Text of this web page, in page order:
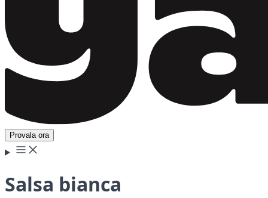
Provala ora
Salsa bianca